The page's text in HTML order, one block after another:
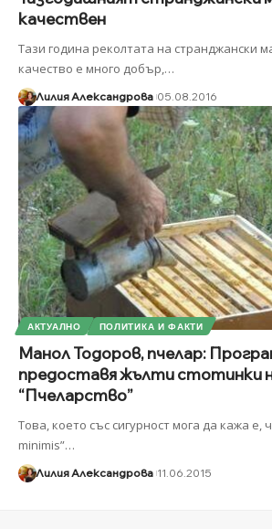
качествен
Тази година реколтата на странджански
качество е много добър,…
Лилия Александрова 05.08.2016
АКТУАЛНО ПОЛИТИКА И ФАКТИ
Манол Тодоров, пчелар:
предоставя жълти стотинки
“Пчеларство”
Това, което със сигурност мога да кажа е,
minimis”…
Лилия Александрова 11.06.2015